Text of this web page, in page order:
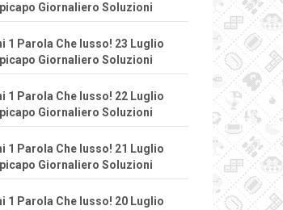
Giornaliero Soluzioni
1 Parola Che lusso! 23 Luglio
Giornaliero Soluzioni
1 Parola Che lusso! 22 Luglio
Giornaliero Soluzioni
1 Parola Che lusso! 21 Luglio
Giornaliero Soluzioni
1 Parola Che lusso! 20 Luglio